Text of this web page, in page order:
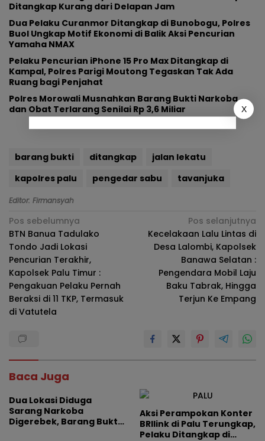
Ditangkap Kurang dari Delapan Jam
Dua Pelaku Curanmor Ditangkap di Bunobogu, Polres
Buol Ungkap Motif Ekonomi di Balik Aksi Pencurian
Yamaha NMAX
Pelaku Pencurian iPhone 15 Pro Max Ditangkap di
Kampal, Polres Parigi Moutong Tegaskan Tak Ada
Ruang bagi Penjahat
Polres Morowali Musnahkan Barang Bukti Narkoba
dan Obat Terlarang Senilai Rp 3,6 Miliar
barang bukti ditangkap
jalan lekatu
kapolres palu
pengedar sabu tavanjuka
Editor: Firmansyah
Navigasi
pos
Pos sebelumnya
BTN Banua Tadulako
Tondo Jadi Lokasi
Pencurian Terakhir,
Kapolsek Palu Timur :
Pengakuan Pelaku Pernah
Beraksi di 11 TKP, Termasuk
di Vatutela
Pos selanjutnya
Kecelakaan Lalu Lintas di
Desa Lalombi, Kapolsek
Banawa Selatan :
Pengendara Mobil Laju
Baku Tabrak, Hingga
Terjun Ke Empang
Baca Juga
Dua Lokasi Diduga
Sarang Narkoba
Digerebek, Barang Bukti
Aksi Perampokan Konter
BRIlink di Palu Terungkap,
Pelaku Ditangkap di
X